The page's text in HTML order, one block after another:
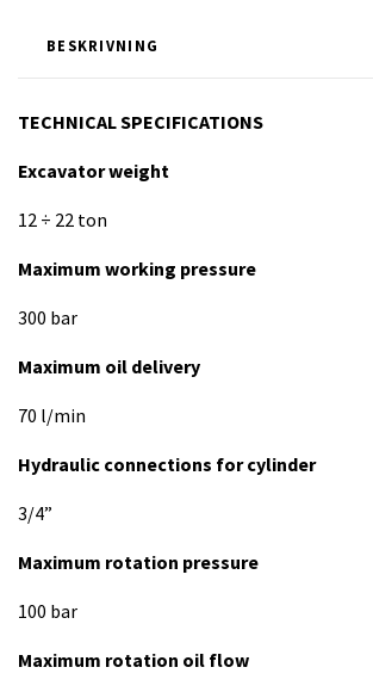
BESKRIVNING
TECHNICAL SPECIFICATIONS
Excavator weight
12 ÷ 22 ton
Maximum working pressure
300 bar
Maximum oil delivery
70 l/min
Hydraulic connections for cylinder
3/4”
Maximum rotation pressure
100 bar
Maximum rotation oil flow